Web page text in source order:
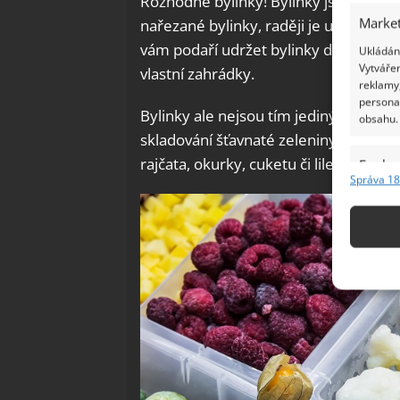
obsahu.
Funkce
Správa
nařezané bylinky, raději je umístěte
vám podaří udržet bylinky delší
vlastní zahrádky.
Bylinky ale nejsou tím jediným, co
skladování šťavnaté zeleniny v
rajčata, okurky, cuketu či lilek s dýní v